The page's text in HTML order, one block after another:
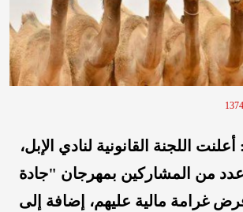
اللجنة القانونية لنادي الإبل،
عدد من المشاركين بمهرجان "جادة
غرامة مالية عليهم، إضافة إلى